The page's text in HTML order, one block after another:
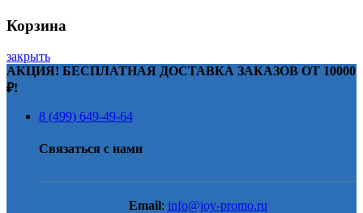
Корзина
закрыть
АКЦИЯ! БЕСПЛАТНАЯ ДОСТАВКА ЗАКАЗОВ ОТ 10000
₽!
8 (499) 649-49-64
Связаться с нами
Email: info@joy-promo.ru